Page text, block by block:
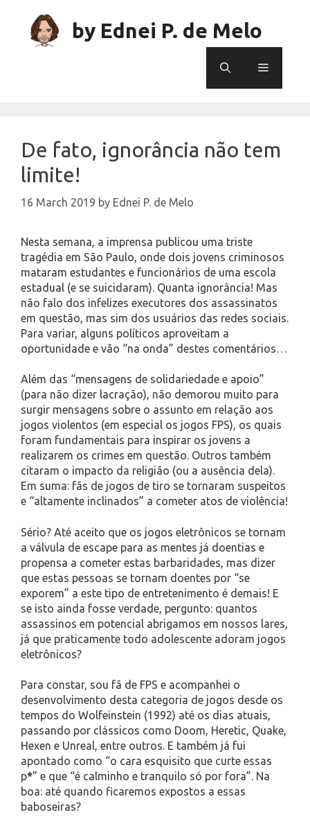
content
by Ednei P. de Melo
Menu
De fato, ignorância não tem
limite!
16 March 2019 by Ednei P. de Melo
Nesta semana, a imprensa publicou uma triste
tragédia em São Paulo, onde dois jovens criminosos
mataram estudantes e funcionários de uma escola
estadual (e se suicidaram). Quanta ignorância! Mas
não falo dos infelizes executores dos assassinatos
em questão, mas sim dos usuários das redes sociais.
Para variar, alguns políticos aproveitam a
oportunidade e vão “na onda” destes comentários…
Além das “mensagens de solidariedade e apoio”
(para não dizer lacração), não demorou muito para
surgir mensagens sobre o assunto em relação aos
jogos violentos (em especial os jogos FPS), os quais
foram fundamentais para inspirar os jovens a
realizarem os crimes em questão. Outros também
citaram o impacto da religião (ou a ausência dela).
Em suma: fãs de jogos de tiro se tornaram suspeitos
e “altamente inclinados” a cometer atos de violência!
Sério? Até aceito que os jogos eletrônicos se tornam
a válvula de escape para as mentes já doentias e
propensa a cometer estas barbaridades, mas dizer
que estas pessoas se tornam doentes por “se
exporem” a este tipo de entretenimento é demais! E
se isto ainda fosse verdade, pergunto: quantos
assassinos em potencial abrigamos em nossos lares,
já que praticamente todo adolescente adoram jogos
eletrônicos?
Para constar, sou fã de FPS e acompanhei o
desenvolvimento desta categoria de jogos desde os
tempos do Wolfeinstein (1992) até os dias atuais,
passando por clássicos como Doom, Heretic, Quake,
Hexen e Unreal, entre outros. E também já fui
apontado como “o cara esquisito que curte essas
p*” e que “é calminho e tranquilo só por fora”. Na
boa: até quando ficaremos expostos a essas
baboseiras?